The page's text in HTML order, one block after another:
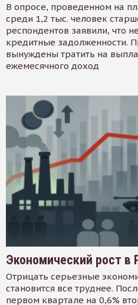
В опросе, проведенном на
среди 1,2 тыс. человек
респондентов заявили, что
кредитные задолженности.
вынуждены тратить на
ежемесячного доход
Экономический рост в
Отрицать серьезные
становится все труднее.
первом квартале на 0,6%